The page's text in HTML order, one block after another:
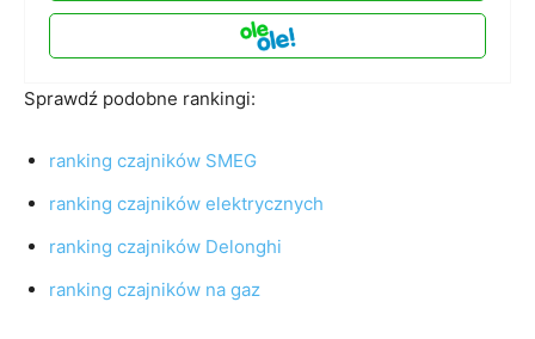
Sprawdź podobne rankingi:
ranking czajników SMEG
ranking czajników elektrycznych
ranking czajników Delonghi
ranking czajników na gaz